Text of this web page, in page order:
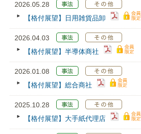
2026.05.28
【格付展望】日用雑貨品卸
2026.04.03
【格付展望】半導体商社
2026.01.08
【格付展望】総合商社
2025.10.28
【格付展望】大手紙代理店